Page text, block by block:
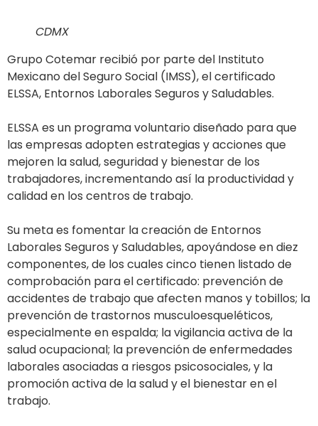
CDMX
Grupo Cotemar recibió por parte del Instituto
Mexicano del Seguro Social (IMSS), el certificado
ELSSA, Entornos Laborales Seguros y Saludables.
ELSSA es un programa voluntario diseñado para que
las empresas adopten estrategias y acciones que
mejoren la salud, seguridad y bienestar de los
trabajadores, incrementando así la productividad y
calidad en los centros de trabajo.
Su meta es fomentar la creación de Entornos
Laborales Seguros y Saludables, apoyándose en diez
componentes, de los cuales cinco tienen listado de
comprobación para el certificado: prevención de
accidentes de trabajo que afecten manos y tobillos; la
prevención de trastornos musculoesqueléticos,
especialmente en espalda; la vigilancia activa de la
salud ocupacional; la prevención de enfermedades
laborales asociadas a riesgos psicosociales, y la
promoción activa de la salud y el bienestar en el
trabajo.